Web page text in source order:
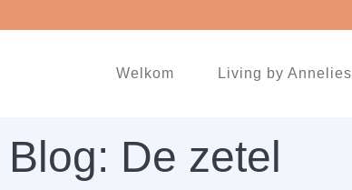
Welkom Living by Annelies
Blog: De zetel